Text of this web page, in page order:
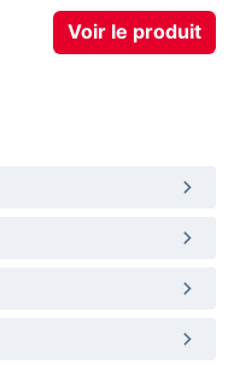
Voir le produit